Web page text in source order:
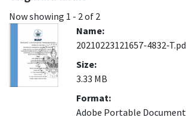
Now showing 1 - 2 of 2
Name:
20210223121657-4832-
Size:
3.33 MB
Format:
Adobe Portable Document